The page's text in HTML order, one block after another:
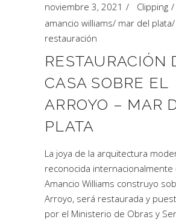
noviembre 3, 2021
Clipping
amancio williams/ mar del plata/
restauración
RESTAURACIÓN
CASA SOBRE EL
ARROYO – MAR
PLATA
La joya de la arquitectura
reconocida internacionalmente
Amancio Williams construyo
Arroyo, será restaurada y
por el Ministerio de Obras y